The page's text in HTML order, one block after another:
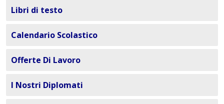
Libri di testo
Calendario Scolastico
Offerte Di Lavoro
I Nostri Diplomati